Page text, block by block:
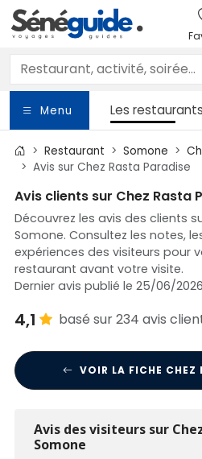
Menu Les restaurants
Restaurant Somone
Avis sur Chez Rasta Paradise
Avis clients sur Chez Rasta
Découvrez les avis des clients
Somone. Consultez les notes,
expériences des visiteurs pour
restaurant avant votre visite.
Dernier avis publié le 25/06/
4,1 basé sur 234 avis
VOIR LA FICHE CHEZ
Avis des visiteurs sur
Somone